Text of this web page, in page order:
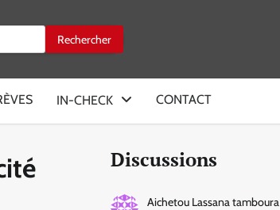
IN-CHECK CONTACT
Discussions
Aichetou Lassana tamboura